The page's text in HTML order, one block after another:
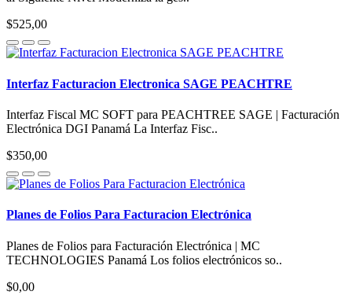
$525,00
Interfaz Facturacion Electronica SAGE PEACHTRE
Interfaz Fiscal MC SOFT para PEACHTREE SAGE | Facturación
Electrónica DGI Panamá La Interfaz Fisc..
$350,00
Planes de Folios Para Facturacion Electrónica
Planes de Folios para Facturación Electrónica | MC
TECHNOLOGIES Panamá Los folios electrónicos so..
$0,00